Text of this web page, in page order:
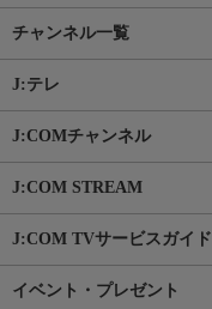
チャンネル一覧
J:テレ
J:COMチャンネル
J:COM STREAM
J:COM TVサービスガイド
イベント・プレゼント